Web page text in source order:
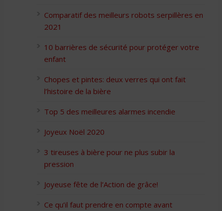
Comparatif des meilleurs robots serpillères en
2021
10 barrières de sécurité pour protéger votre
enfant
Chopes et pintes: deux verres qui ont fait
l’histoire de la bière
Top 5 des meilleures alarmes incendie
Joyeux Noël 2020
3 tireuses à bière pour ne plus subir la
pression
Joyeuse fête de l’Action de grâce!
Ce qu’il faut prendre en compte avant